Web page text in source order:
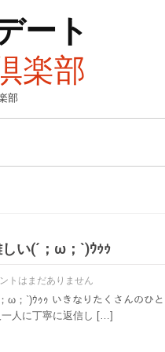
ート
楽部
部
い(´；ω；`)ｳｩｩ
トはまだありません
ω；`)ｳｩｩ いきなりたくさんのひ
人に丁寧に返信し […]